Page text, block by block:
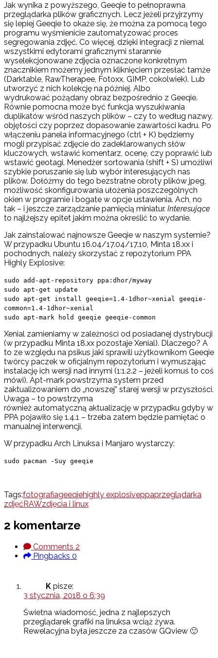
Jak wynika z powyższego, Geeqie to pełnoprawna
przeglądarka plików graficznych. Lecz jeżeli przyjrzymy
się lepiej Geeqie to okaże się, że można za pomocą tego
programu wyśmienicie zautomatyzować proces
segregowania zdjęć. Co więcej, dzięki integracji z niemal
wszystkimi edytorami graficznymi starannie
wyselekcjonowane zdjęcia oznaczone konkretnym
znacznikiem możemy jednym kliknięciem przesłać tamże
(Darktable, RawTherapee, Fotoxx, GIMP, cokolwiek). Lub
utworzyć z nich kolekcję na później. Albo
wydrukować pożądany obraz bezpośrednio z Geeqie.
Równie pomocna może być funkcja wyszukiwania
duplikatów wśród naszych plików – czy to według nazwy,
objętości czy poprzez dopasowanie zawartości kadru. Po
włączeniu panela informacyjnego (ctrl + K) będziemy
mogli przypisać zdjęcie do zadeklarowanych słów
kluczowych, wstawić komentarz, ocenę, czy poprawić lub
wstawić geotagi. Menedżer sortowania (shift + S) umożliwi
szybkie poruszanie się lub wybór interesujących nas
plików. Dołóżmy do tego bezstratne obroty plików jpeg,
możliwość skonfigurowania ułożenia poszczególnych
okien w programie i bogate w opcje ustawienia. Ach, no
tak – i jeszcze zarządzanie pamięcią miniatur. Interesujące
to najlżejszy epitet jakim można określić to wydanie.
Jak zainstalować najnowsze Geeqie w naszym systemie?
W przypadku Ubuntu 16.04/17.04/17.10, Minta 18.xx i
pochodnych, należy skorzystać z repozytorium PPA
Highly Explosive:
sudo add-apt-repository ppa:dhor/myway
sudo apt-get update
sudo apt-get install geeqie=1.4-1dhor~xenial geeqie-
common=1.4-1dhor~xenial
sudo apt-mark hold geeqie geeqie-common
Xenial zamieniamy w zależności od posiadanej dystrybucji
(w przypadku Minta 18.xx pozostaje Xenial). Dlaczego? A
to ze względu na psikus jaki sprawili użytkownikom Geeqie
twórcy paczek w oficjalnym repozytorium i wymuszając
instalację ich wersji nad innymi (1:1.2.2 – jeżeli komuś to coś
mówi). Apt-mark powstrzyma system przed
zaktualizowaniem do „nowszej” starej wersji w przyszłości.
Uwaga – to powstrzyma
również automatyczną aktualizację w przypadku gdyby w
PPA pojawiło się 1.4.1 – trzeba zatem będzie pamiętać o
manualnej interwencji.
W przypadku Arch Linuksa i Manjaro wystarczy:
sudo pacman -Suy geeqie
Tags:fotografiageeqiehighly explosiveppaprzeglądarka
zdjęć RAWzdjęcia i linux
2 komentarze
Comments 2
Pingbacks 0
K pisze:
3 stycznia, 2018 o 6:39
Świetna wiadomość, jedna z najlepszych
przeglądarek grafiki na linuksa wciąż żywa.
Rewelacyjna była jeszcze za czasów GQview 🙂